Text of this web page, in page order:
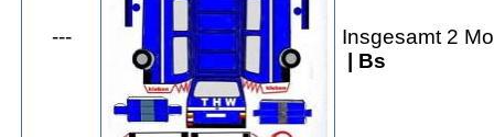
---
Insgesamt 2
| Bs